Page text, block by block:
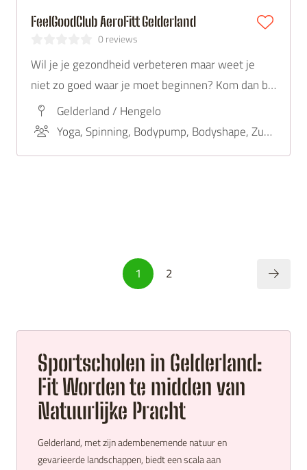
FeelGoodClub AeroFitt Gelderland
0 reviews
Wil je je gezondheid verbeteren maar weet je
niet zo goed waar je moet beginnen? Kom dan bij
FeelGoodClub AeroFitt in Gelderland
Gelderland / Hengelo
Yoga, Spinning, Bodypump, Bodyshape, Zumba, Body Balance
1 2
Sportscholen in Gelderland:
Fit Worden te midden van
Natuurlijke Pracht
Gelderland, met zijn adembenemende natuur en
gevarieerde landschappen, biedt een scala aan